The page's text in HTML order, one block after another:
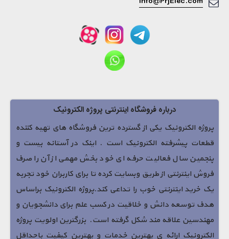
درباره فروشگاه اینترنتی پروژه الکترونیک
پروژه الکترونیک یکی از گسترده ترین فروشگاه های تهیه کننده
قطعات پیشرفته الکترونیک است . اینک در آستانه بیست و
پنجمین سال فعالیت حرفه ای خود بخش مهمی از آن را صرف
فروش اینترنتی از طریق وبسایت کرده تا برای کاربران خود تجربه
یک خرید اینترنتی خوب را تداعی کند.پروژه الکترونیک براساس
هدف توسعه دانش و خلاقیت در کسب علم برای دانشجویان و
مهندسین علاقه مند شکل گرفته است. بزرگترین اولویت پروژه
الکترونیک ارائه ی بهترین خدمات و بهترین کیفیت باحداقل